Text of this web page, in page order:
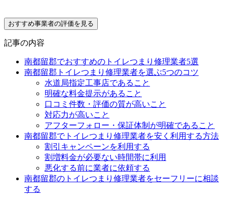
おすすめ事業者の評価を見る
記事の内容
南都留郡でおすすめのトイレつまり修理業者5選
南都留郡トイレつまり修理業者を選ぶ5つのコツ
水道局指定工事店であること
明確な料金提示があること
口コミ件数・評価の質が高いこと
対応力が高いこと
アフターフォロー・保証体制が明確であること
南都留郡でトイレつまり修理業者を安く利用する方法
割引キャンペーンを利用する
割増料金が必要ない時間帯に利用
悪化する前に業者に依頼する
南都留郡のトイレつまり修理業者をセーフリーに相談
する